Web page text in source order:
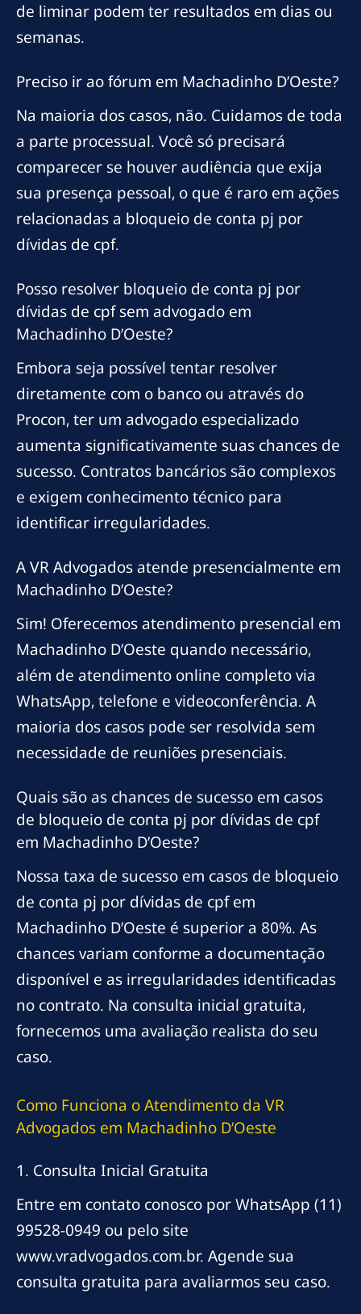
de liminar podem ter resultados em dias ou
semanas.
Preciso ir ao fórum em Machadinho D’Oeste?
Na maioria dos casos, não. Cuidamos de toda
a parte processual. Você só precisará
comparecer se houver audiência que exija
sua presença pessoal, o que é raro em ações
relacionadas a bloqueio de conta pj por
dívidas de cpf.
Posso resolver bloqueio de conta pj por
dívidas de cpf sem advogado em
Machadinho D’Oeste?
Embora seja possível tentar resolver
diretamente com o banco ou através do
Procon, ter um advogado especializado
aumenta significativamente suas chances de
sucesso. Contratos bancários são complexos
e exigem conhecimento técnico para
identificar irregularidades.
A VR Advogados atende presencialmente em
Machadinho D’Oeste?
Sim! Oferecemos atendimento presencial em
Machadinho D’Oeste quando necessário,
além de atendimento online completo via
WhatsApp, telefone e videoconferência. A
maioria dos casos pode ser resolvida sem
necessidade de reuniões presenciais.
Quais são as chances de sucesso em casos
de bloqueio de conta pj por dívidas de cpf
em Machadinho D’Oeste?
Nossa taxa de sucesso em casos de bloqueio
de conta pj por dívidas de cpf em
Machadinho D’Oeste é superior a 80%. As
chances variam conforme a documentação
disponível e as irregularidades identificadas
no contrato. Na consulta inicial gratuita,
fornecemos uma avaliação realista do seu
caso.
Como Funciona o Atendimento da VR
Advogados em Machadinho D’Oeste
1. Consulta Inicial Gratuita
Entre em contato conosco por WhatsApp (11)
99528-0949 ou pelo site
www.vradvogados.com.br. Agende sua
consulta gratuita para avaliarmos seu caso.